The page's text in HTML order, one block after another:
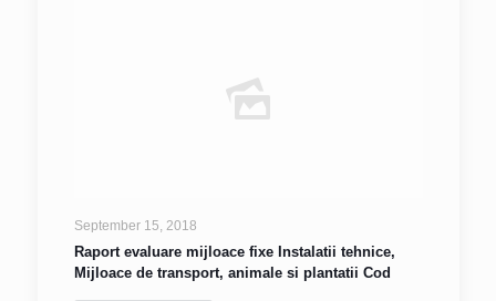
September 15, 2018
Raport evaluare mijloace fixe Instalatii tehnice,
Mijloace de transport, animale si plantatii Cod